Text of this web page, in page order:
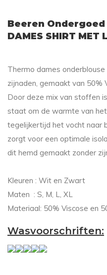
Beeren Ondergoed
DAMES SHIRT MET
Thermo dames
zijnaden, gemaakt van 50%
Door deze mix van stoffen
staat om de warmte van
tegelijkertijd het vocht naar
zorgt voor een optimale
dit hemd gemaakt zonder
Kleuren : Wit en Zwart
Maten : S, M, L, XL
Materiaal: 50% Viscose en
Wasvoorschriften: